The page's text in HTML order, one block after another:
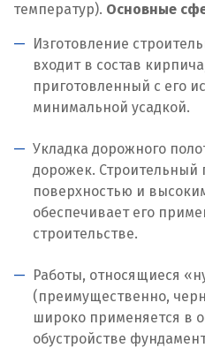
температур). Основные
Изготовление
входит в состав
приготовленный с его
минимальной усадкой.
Укладка дорожного
дорожек. Строительный
поверхностью и
обеспечивает его
строительстве.
Работы, относящиеся
(преимущественно,
широко применяется в
обустройстве